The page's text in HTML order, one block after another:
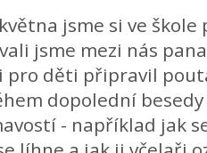
jsme si ve
jsme mezi nás
pro děti připravil
dopolední
- například jak